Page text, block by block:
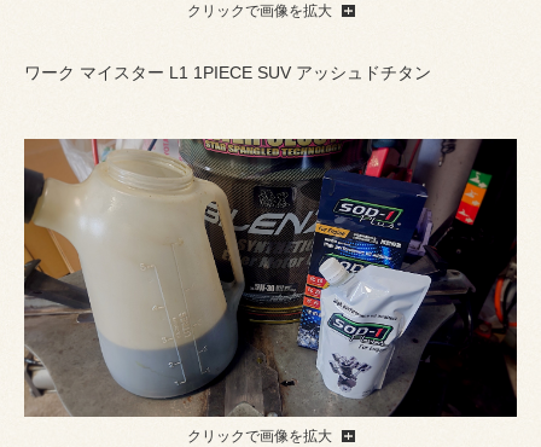
クリックで画像を拡大
ワーク マイスター L1 1PIECE SUV アッシュドチタン
クリックで画像を拡大